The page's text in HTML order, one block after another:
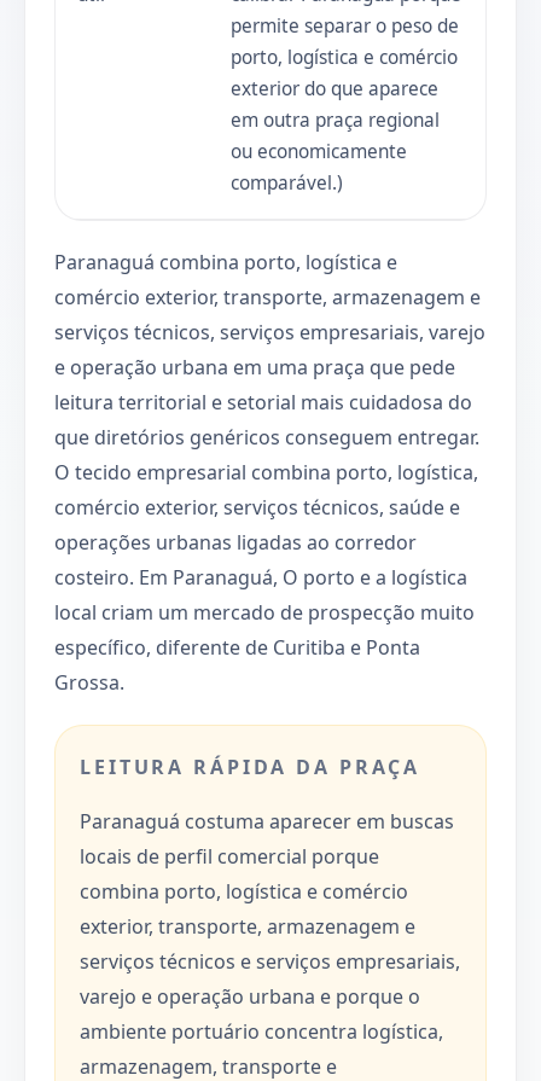
permite separar o peso de
porto, logística e comércio
exterior do que aparece
em outra praça regional
ou economicamente
comparável.)
Paranaguá combina porto, logística e
comércio exterior, transporte, armazenagem e
serviços técnicos, serviços empresariais, varejo
e operação urbana em uma praça que pede
leitura territorial e setorial mais cuidadosa do
que diretórios genéricos conseguem entregar.
O tecido empresarial combina porto, logística,
comércio exterior, serviços técnicos, saúde e
operações urbanas ligadas ao corredor
costeiro. Em Paranaguá, O porto e a logística
local criam um mercado de prospecção muito
específico, diferente de Curitiba e Ponta
Grossa.
LEITURA RÁPIDA DA PRAÇA
Paranaguá costuma aparecer em buscas
locais de perfil comercial porque
combina porto, logística e comércio
exterior, transporte, armazenagem e
serviços técnicos e serviços empresariais,
varejo e operação urbana e porque o
ambiente portuário concentra logística,
armazenagem, transporte e